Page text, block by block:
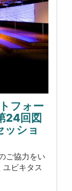
フォー
24回図
ッショ
ご協力をい
ビキタス